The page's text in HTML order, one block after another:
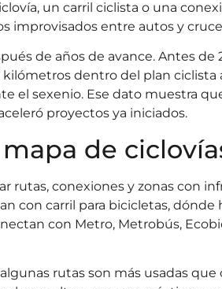
un carril ciclista o una
improvisados entre autos y
de años de avance. Antes de
kilómetros dentro del plan ciclista
el sexenio. Ese dato muestra
proyectos ya iniciados.
de
rutas, conexiones y zonas con
con carril para bicicletas, dónde
con Metro, Metrobús,
rutas son más usadas que